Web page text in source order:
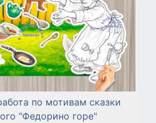
по мотивам сказки
"Федорино горе"